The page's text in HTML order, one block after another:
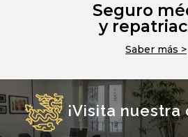
Seguro
y
Saber más >
¡Visita